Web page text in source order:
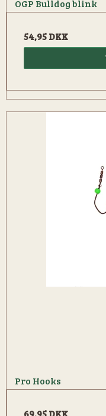
OGP Bulldog blink
54,95 DKK
Pro Hooks
69,95 DKK